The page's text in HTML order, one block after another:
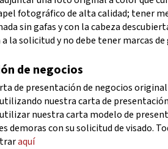
fotográfico de alta calidad; tener
sin gafas y con la cabeza
la solicitud y no debe tener marcas de
de negocios
de presentación de negocios
nuestra carta de
nuestra carta modelo de
demoras con su solicitud de visado.
aquí